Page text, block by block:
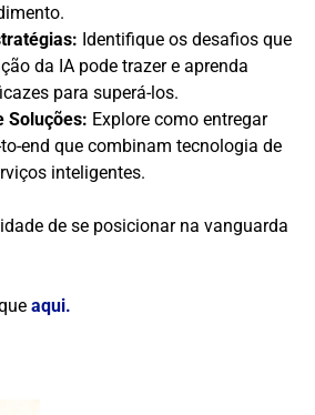
Identifique os desafios que
da IA pode trazer e aprenda
para superá-los.
Soluções: Explore como entregar
end que combinam tecnologia de
inteligentes.
de se posicionar na vanguarda
aqui.